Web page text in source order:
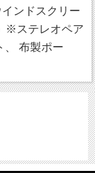
ンドスクリー
※ステレオペア
、 布製ポー